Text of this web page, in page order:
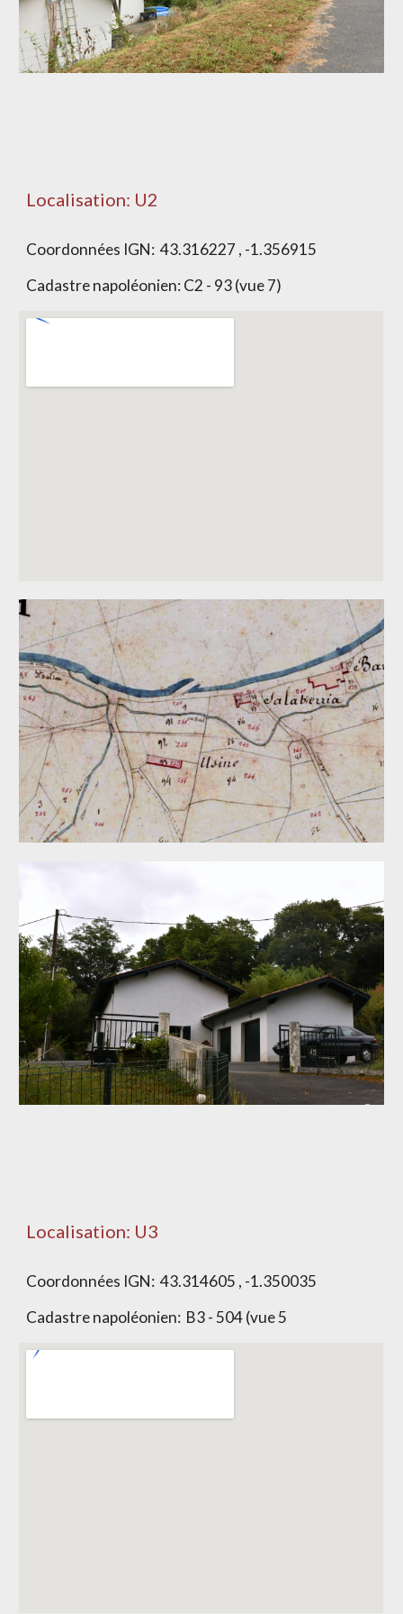
Localisation: U2
Coordonnées IGN:43.316227 , -1.356915
Cadastre napoléonien:C2 - 93 (vue 7)
Localisation: U3
Coordonnées IGN:43.314605 , -1.350035
Cadastre napoléonien: B3 - 504 (vue 5